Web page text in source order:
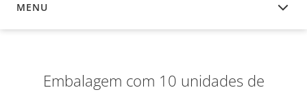
MENU
VISÃO GERAL
Embalagem com 10 unidades de